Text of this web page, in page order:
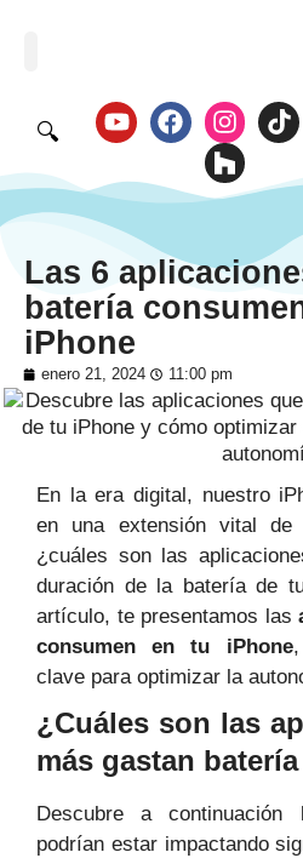
🔍
Las 6
batería
iPhone
enero 21, 2024 11:00 pm
En la era digital, nuestro
en una extensión vital de
¿cuáles son las
duración de la batería de
artículo, te presentamos las
consumen en tu iPhone,
clave para optimizar la
¿Cuáles son las
más gastan
Descubre a continuación
podrían estar impactando